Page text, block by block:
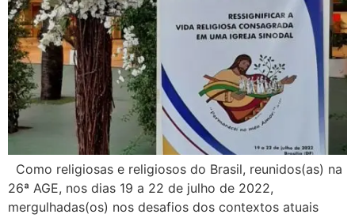
Como religiosas e religiosos do Brasil, reunidos(as) na
26ª AGE, nos dias 19 a 22 de julho de 2022,
mergulhadas(os) nos desafios dos contextos atuais